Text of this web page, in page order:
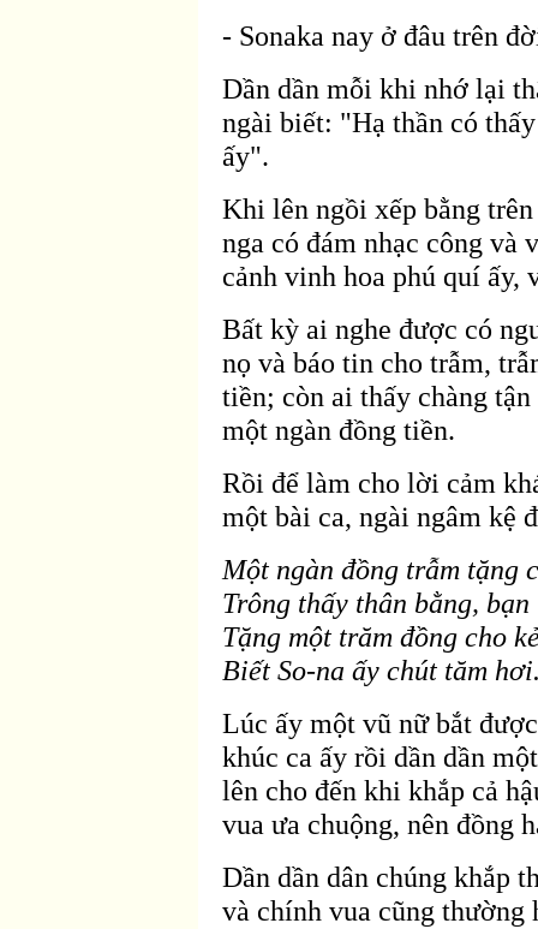
- Sonaka nay ở đâu trên
Dần dần mỗi khi nhớ lại
ngài biết: "Hạ thần có
ấy".
Khi lên ngồi xếp bằng
nga có đám nhạc công và
cảnh vinh hoa phú quí ấy,
Bất kỳ ai nghe được có
nọ và báo tin cho trẫm,
tiền; còn ai thấy chàng
một ngàn đồng tiền.
Rồi để làm cho lời cảm
một bài ca, ngài ngâm kệ
Một ngàn đồng trẫm tặng
Trông thấy thân bằng,
Tặng một trăm đồng cho
Biết So-na ấy chút tăm
Lúc ấy một vũ nữ bắt
khúc ca ấy rồi dần dần
lên cho đến khi khắp cả
vua ưa chuộng, nên đồng
Dần dần dân chúng khắp
và chính vua cũng thường